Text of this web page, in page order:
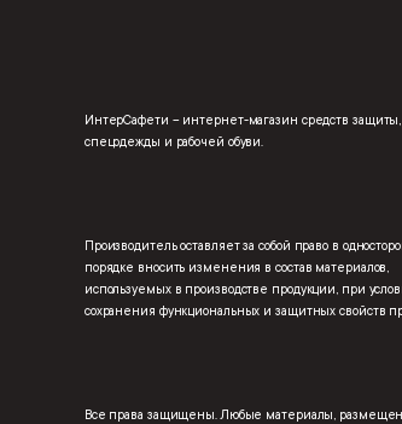
ИнтерСафети – интернет-магазин средств защиты,
спецодежды и рабочей обуви.
Производитель оставляет за собой право в
порядке вносить изменения в состав материалов,
используемых в производстве продукции, при
сохранения функциональных и защитных свойств
Все права защищены. Любые материалы,